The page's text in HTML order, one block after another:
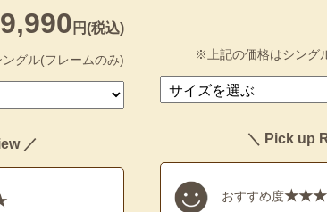
円(税込)
グル(フレームのみ)
／
※上記の価格はシング
＼ Pick up
おすすめ度